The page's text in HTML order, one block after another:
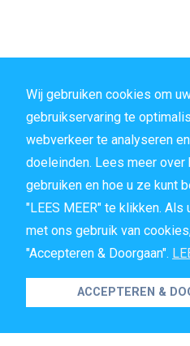
Wij gebruiken cookies om
gebruikservaring te
webverkeer te analyseren
doeleinden. Lees meer over
gebruiken en hoe u ze kunt
"LEES MEER" te klikken. Als
met ons gebruik van
"Accepteren & Doorgaan".
ACCEPTEREN &